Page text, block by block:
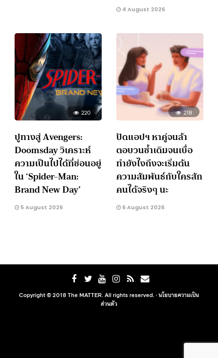
4 August 2026
220
ปูทางสู่ Avengers:
Doomsday วิเคราะห์
ความเป็นไปได้ที่ซ่อนอยู่
ใน ‘Spider-Man:
Brand New Day’
5 August 2026
218
ปัดแอปฯ หาคู่จนล้า
ตอบวนซ้ำเดิมจนเบื่อ
ทำยังไงถึงจะเริ่มต้น
ความสัมพันธ์กับใครสัก
คนได้จริงๆ นะ
6 August 2026
Copyright © 2018 The MATTER. All rights reserved. ·นโยบายความเป็น
ส่วนตัว